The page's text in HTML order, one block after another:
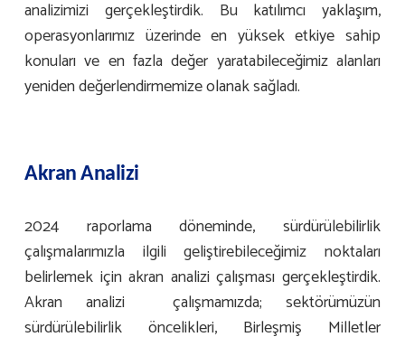
analizimizi gerçekleştirdik. Bu katılımcı yaklaşım,
operasyonlarımız üzerinde en yüksek etkiye sahip
konuları ve en fazla değer yaratabileceğimiz alanları
yeniden değerlendirmemize olanak sağladı.
Akran Analizi
2024 raporlama döneminde, sürdürülebilirlik
çalışmalarımızla ilgili geliştirebileceğimiz noktaları
belirlemek için akran analizi çalışması gerçekleştirdik.
Akran analizi çalışmamızda; sektörümüzün
sürdürülebilirlik öncelikleri, Birleşmiş Milletler